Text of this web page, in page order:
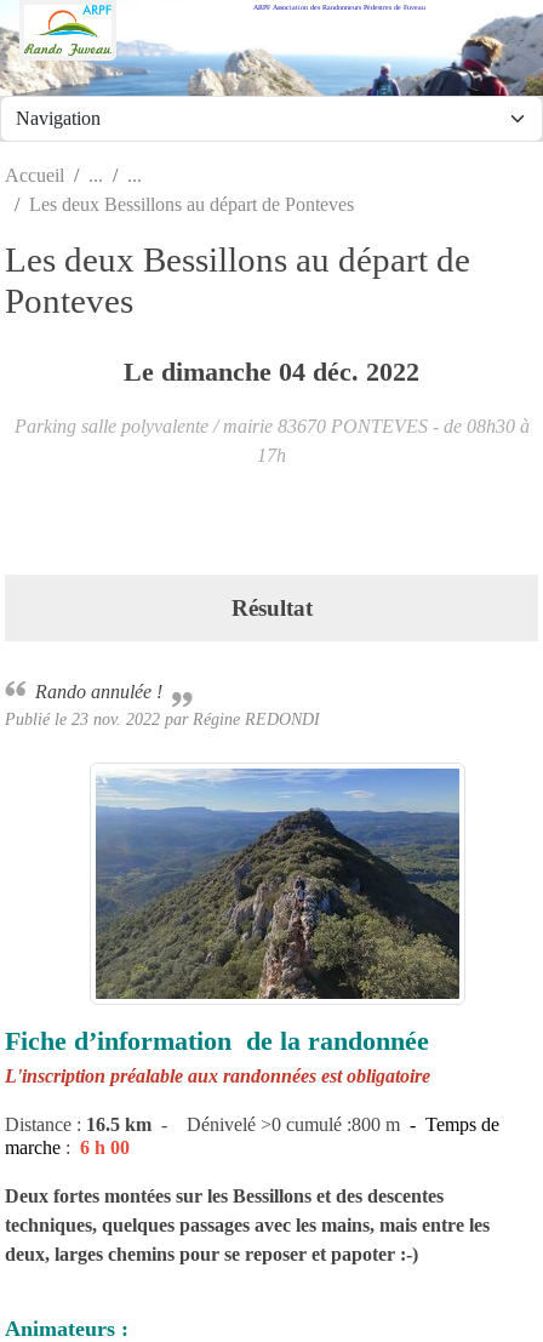
ARPF Association des Randonneurs Pédestres de Fuveau
Accueil
Les deux Bessillons au départ de Ponteves
Les deux Bessillons au départ de
Ponteves
Le dimanche 04 déc. 2022
Parking salle polyvalente / mairie 83670 PONTEVES - de 08h30 à
17h
Résultat
Rando annulée !
Publié le 23 nov. 2022 par Régine REDONDI
Fiche d’information de la randonnée
L'inscription préalable aux randonnées est obligatoire
Distance : 16.5 km - Dénivelé >0 cumulé :800 m - Temps de
marche : 6 h 00
Deux fortes montées sur les Bessillons et des descentes
techniques, quelques passages avec les mains, mais entre les
deux, larges chemins pour se reposer et papoter :-)
Animateurs :
Panneau de gestion des cookies